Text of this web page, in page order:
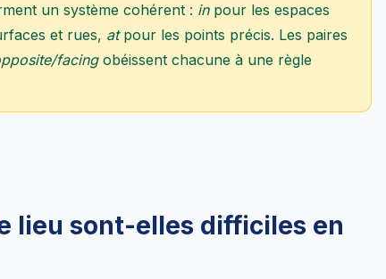
un système cohérent : inpour les espaces
et rues, atpour les points précis. Les paires
facingobéissent chacune à une règle
lieu sont-elles difficiles en